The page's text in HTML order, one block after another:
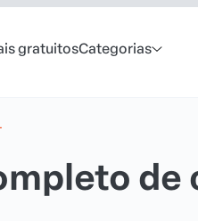
gratuitosCategorias